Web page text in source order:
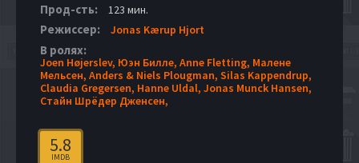
Прод-сть: 123 мин.
Режиссер: Jonas Kærup Hjort
В ролях:
Joen Højerslev, Юэн Билле, Anne Fletting, Малене
Мельсен, Anders & Niels Plougman, Silas Kappendrup,
Claudia Gregersen, Hanne Uldal, Jonas Munck Hansen,
Стайн Шрёдер Дженсен,
5.8
IMDB